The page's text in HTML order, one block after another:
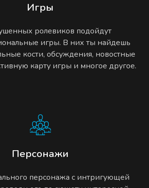
Игры
ролевиков подойдут
игры. В них ты найдешь
кости, обсуждения, новостные
карту игры и многое другое.
Персонажи
персонажа с интригующей